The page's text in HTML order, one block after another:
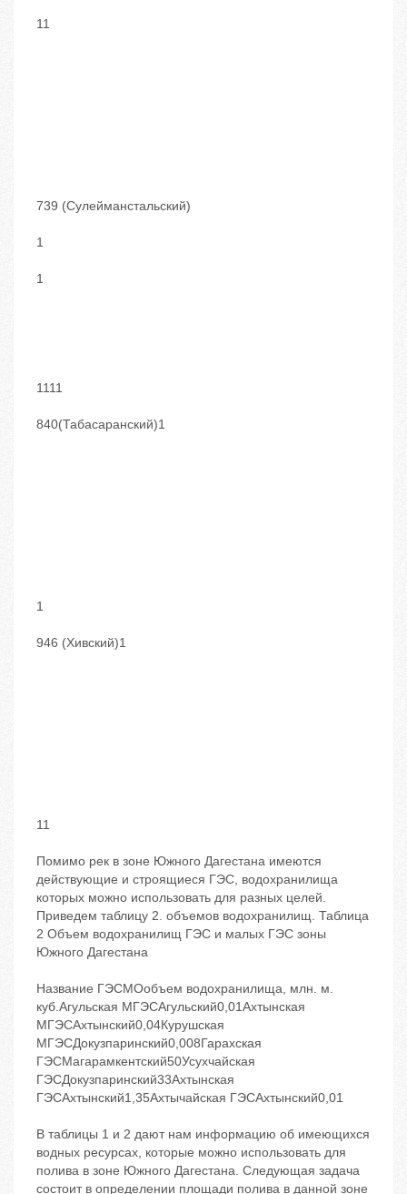
11
739 (Сулейманстальский)
1
1
1111
840(Табасаранский)1
1
946 (Хивский)1
11
Помимо рек в зоне Южного Дагестана имеются
действующие и строящиеся ГЭС, водохранилища
которых можно использовать для разных целей.
Приведем таблицу 2. объемов водохранилищ. Таблица
2 Объем водохранилищ ГЭС и малых ГЭС зоны
Южного Дагестана
Название ГЭСМОобъем водохранилища, млн. м.
куб.Агульская МГЭСАгульский0,01Ахтынская
МГЭСАхтынский0,04Курушская
МГЭСДокузпаринский0,008Гарахская
ГЭСМагарамкентский50Усухчайская
ГЭСДокузпаринский33Ахтынская
ГЭСАхтынский1,35Ахтычайская ГЭСАхтынский0,01
В таблицы 1 и 2 дают нам информацию об имеющихся
водных ресурсах, которые можно использовать для
полива в зоне Южного Дагестана. Следующая задача
состоит в определении площади полива в данной зоне